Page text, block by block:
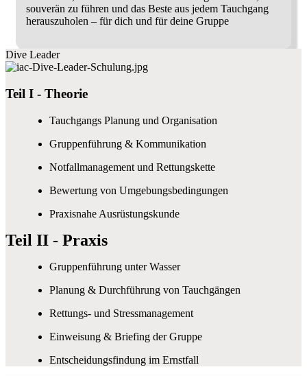
souverän zu führen und das Beste aus jedem Tauchgang
herauszuholen – für dich und für deine Gruppe
Dive Leader
Teil I - Theorie
Tauchgangs Planung und Organisation
Gruppenführung & Kommunikation
Notfallmanagement und Rettungskette
Bewertung von Umgebungsbedingungen
Praxisnahe Ausrüstungskunde
Teil II - Praxis
Gruppenführung unter Wasser
Planung & Durchführung von Tauchgängen
Rettungs- und Stressmanagement
Einweisung & Briefing der Gruppe
Entscheidungsfindung im Ernstfall